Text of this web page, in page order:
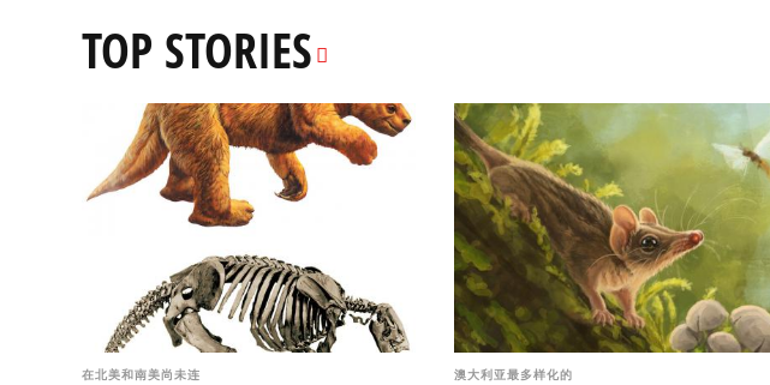
TOP STORIES
在北美和南美尚未连 澳大利亚最多样化的